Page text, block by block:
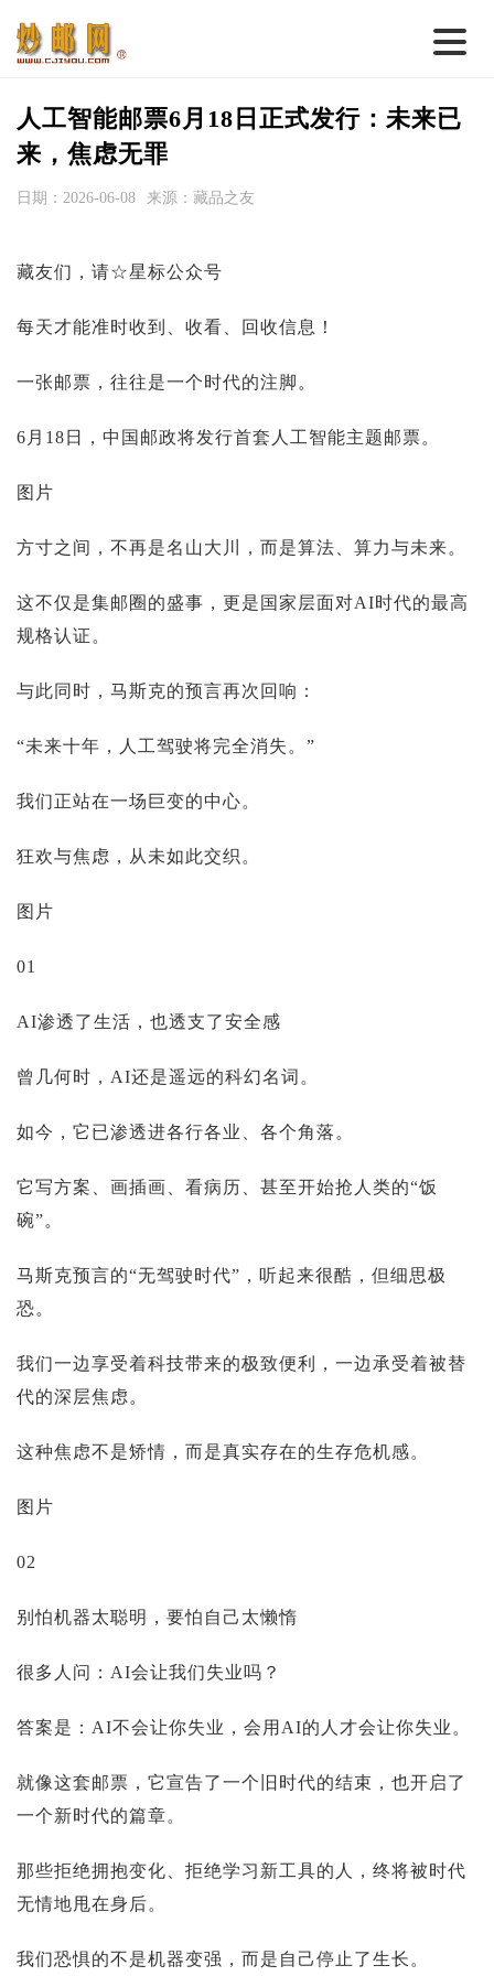
首 页
邮票行情
钱币行情
热点话题
邮币卡苑
实战论坛
人工智能邮票6月18日正式发行：未来已
来，焦虑无罪
日期：2026-06-08 来源：藏品之友
藏友们，请☆星标公众号
每天才能准时收到、收看、回收信息！
一张邮票，往往是一个时代的注脚。
6月18日，中国邮政将发行首套人工智能主题邮票。
图片
方寸之间，不再是名山大川，而是算法、算力与未来。
这不仅是集邮圈的盛事，更是国家层面对AI时代的最高
规格认证。
与此同时，马斯克的预言再次回响：
“未来十年，人工驾驶将完全消失。”
我们正站在一场巨变的中心。
狂欢与焦虑，从未如此交织。
图片
01
AI渗透了生活，也透支了安全感
曾几何时，AI还是遥远的科幻名词。
如今，它已渗透进各行各业、各个角落。
它写方案、画插画、看病历、甚至开始抢人类的“饭
碗”。
马斯克预言的“无驾驶时代”，听起来很酷，但细思极
恐。
我们一边享受着科技带来的极致便利，一边承受着被替
代的深层焦虑。
这种焦虑不是矫情，而是真实存在的生存危机感。
图片
02
别怕机器太聪明，要怕自己太懒惰
很多人问：AI会让我们失业吗？
答案是：AI不会让你失业，会用AI的人才会让你失业。
就像这套邮票，它宣告了一个旧时代的结束，也开启了
一个新时代的篇章。
那些拒绝拥抱变化、拒绝学习新工具的人，终将被时代
无情地甩在身后。
我们恐惧的不是机器变强，而是自己停止了生长。